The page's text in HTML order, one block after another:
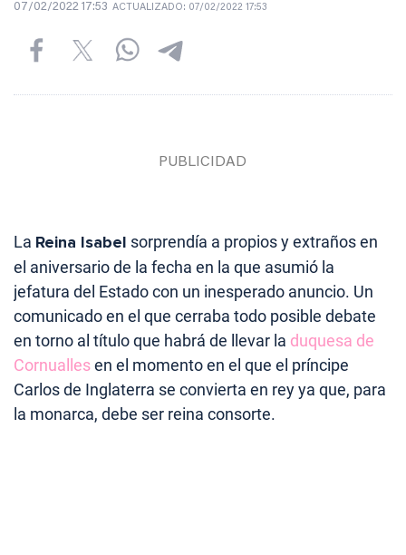
07/02/2022 17:53 ACTUALIZADO: 07/02/2022 17:53
La Reina Isabel sorprendía a propios y extraños en
el aniversario de la fecha en la que asumió la
jefatura del Estado con un inesperado anuncio. Un
comunicado en el que cerraba todo posible debate
en torno al título que habrá de llevar la duquesa de
Cornuallesen el momento en el que el príncipe
Carlos de Inglaterra se convierta en rey ya que, para
la monarca, debe ser reina consorte.